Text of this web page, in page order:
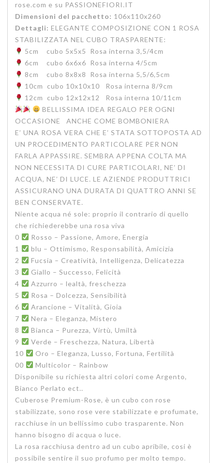
rose.com e su PASSIONEFIORI.IT
Dimensioni del pacchetto: 106x110x260
Dettagli: ELEGANTE COMPOSIZIONE CON 1 ROSA
STABILIZZATA NEL CUBO TRASPARENTE:
5cm cubo 5x5x5 Rosa interna 3,5/4cm
6cm cubo 6x6x6 Rosa interna 4/5cm
8cm cubo 8x8x8 Rosa interna 5,5/6,5cm
10cm cubo 10x10x10 Rosa interna 8/9cm
12cm cubo 12x12x12 Rosa interna 10/11cm
BELLISSIMA IDEA REGALO PER OGNI
OCCASIONE ANCHE COME BOMBONIERA
E’ UNA ROSA VERA CHE E’ STATA SOTTOPOSTA AD
UN PROCEDIMENTO PARTICOLARE PER NON
FARLA APPASSIRE. SEMBRA APPENA COLTA MA
NON NECESSITA DI CURE PARTICOLARI, NE’ DI
ACQUA, NE’ DI LUCE. LE AZIENDE PRODUTTRICI
ASSICURANO UNA DURATA DI QUATTRO ANNI SE
BEN CONSERVATE.
Niente acqua né sole: proprio il contrario di quello
che richiederebbe una rosa viva
0
Rosso – Passione, Amore, Energia
1
blu – Ottimismo, Responsabilità, Amicizia
2
Fucsia – Creatività, Intelligenza, Delicatezza
3
Giallo – Successo, Felicità
4
Azzurro – lealtà, freschezza
5
Rosa – Dolcezza, Sensibilità
6
Arancione – Vitalità, Gioia
7
Nera – Eleganza, Mistero
8
Bianca – Purezza, Virtù, Umiltà
9
Verde – Freschezza, Natura, Libertà
10
Oro – Eleganza, Lusso, Fortuna, Fertilità
00
Multicolor – Rainbow
Disponibile su richiesta altri colori come Argento,
Bianco Perlato ect..
Cuberose Premium-Rose, è un cubo con rose
stabilizzate, sono rose vere stabilizzate e profumate,
racchiuse in un bellissimo cubo trasparente. Non
hanno bisogno di acqua o luce.
La rosa racchiusa dentro ad un cubo apribile, cosi è
possibile sentire il suo profumo per molto tempo.